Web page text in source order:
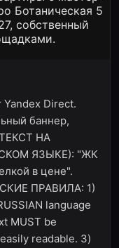
Direct.
баннер,
ТЕКСТ НА
ЯЗЫКЕ): "ЖК
в цене".
ПРАВИЛА: 1)
language
MUST be
readable. 3)